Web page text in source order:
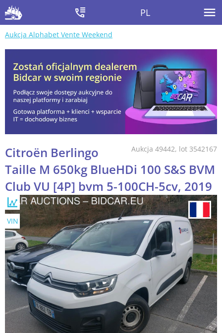
PL
Aukcja Alphabet Vente Weekend
Aukcja 49442, lot 3542167
Citroën Berlingo
Taille M 650kg BlueHDi 100 S&S BVM
Club VU [4P] bvm 5-100CH-5cv, 2019
VIN